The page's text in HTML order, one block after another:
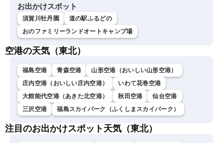
お出かけスポット
須賀川牡丹園
道の駅ふるどの
おのファミリーランドオートキャンプ場
空港の天気（東北）
福島空港 青森空港
山形空港（おいしい山形空港）
庄内空港（おいしい庄内空港）
いわて花巻空港
大館能代空港（あきた北空港）
秋田空港
仙台空港
三沢空港
福島スカイパーク（ふくしまスカイパーク）
注目のお出かけスポット天気（東北）